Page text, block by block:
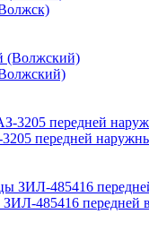
передней
ЗИЛ-485416